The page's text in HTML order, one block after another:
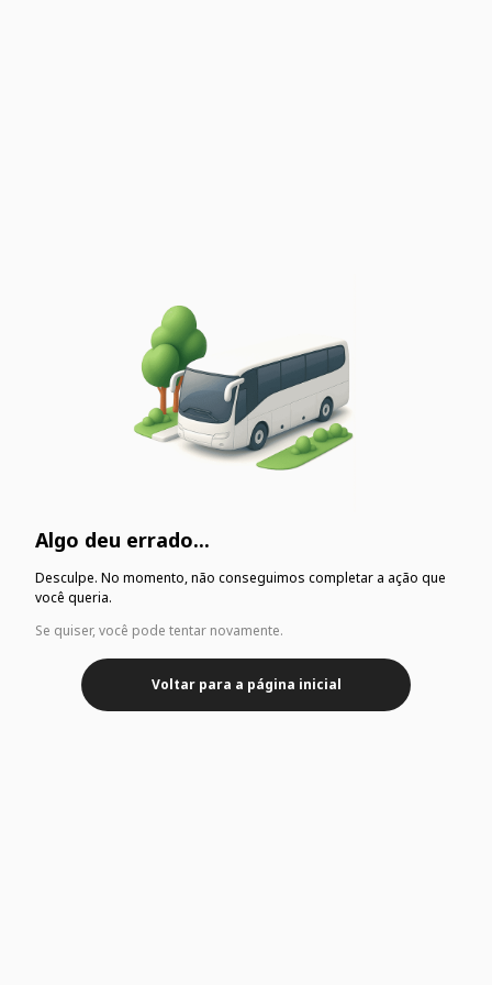
Algo deu errado...
Desculpe. No momento, não conseguimos completar a ação que
você queria.
Se quiser, você pode tentar novamente.
Voltar para a página inicial